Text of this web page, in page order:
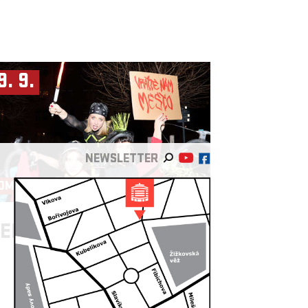
9.
►ULIČNICE
NEWSLETTER